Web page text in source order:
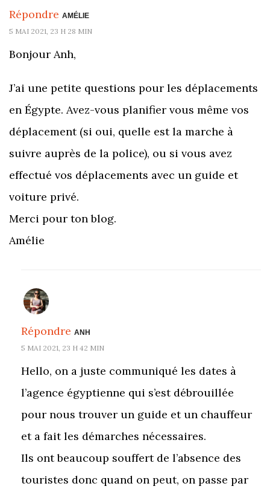
Répondre AMÉLIE
5 MAI 2021, 23 H 28 MIN
Bonjour Anh,
J’ai une petite questions pour les déplacements
en Égypte. Avez-vous planifier vous même vos
déplacement (si oui, quelle est la marche à
suivre auprès de la police), ou si vous avez
effectué vos déplacements avec un guide et
voiture privé.
Merci pour ton blog.
Amélie
Répondre ANH
5 MAI 2021, 23 H 42 MIN
Hello, on a juste communiqué les dates à
l’agence égyptienne qui s’est débrouillée
pour nous trouver un guide et un chauffeur
et a fait les démarches nécessaires.
Ils ont beaucoup souffert de l’absence des
touristes donc quand on peut, on passe par